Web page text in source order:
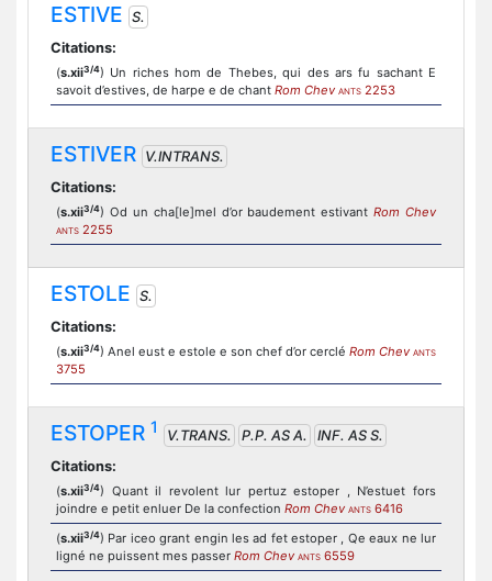
ESTIVE S.
Citations:
(s.xii3/4) Un riches hom de Thebes, qui des ars fu sachant E
savoit d’estives, de harpe e de chant Rom Chev ANTS 2253
ESTIVER V.INTRANS.
Citations:
(s.xii3/4) Od un cha[le]mel d’or baudement estivantRom Chev
ANTS 2255
ESTOLE S.
Citations:
(s.xii3/4) Anel eust e estole e son chef d’or cerclé Rom Chev ANTS
3755
ESTOPER 1 V.TRANS. P.P. AS A.
INF. AS S.
Citations:
(s.xii3/4) Quant il revolent lur pertuz estoper , N’estuet fors
joindre e petit enluer De la confection Rom Chev ANTS 6416
(s.xii3/4) Par iceo grant engin les ad fet estoper , Qe eaux ne lur
ligné ne puissent mes passer Rom Chev ANTS 6559